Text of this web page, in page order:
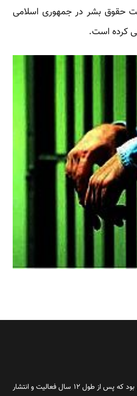
حقوق بشر در جمهوری اسلامی
کرده است.
روز آنلاین روزنامه‌ای اینترنتی بود که پس از طول ۱۲ سال فعالیت و انتشار